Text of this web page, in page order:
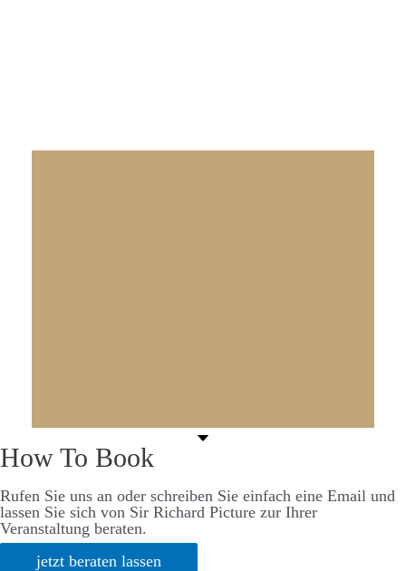
How To Book
Rufen Sie uns an oder schreiben Sie einfach eine Email und
lassen Sie sich von Sir Richard Picture zur Ihrer
Veranstaltung beraten.
jetzt beraten lassen